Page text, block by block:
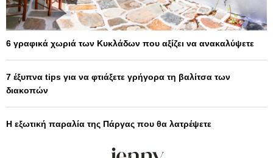
6 γραφικά χωριά των Κυκλάδων που αξίζει να ανακαλύψετε
7 έξυπνα tips για να φτιάξετε γρήγορα τη βαλίτσα των
διακοπών
Η εξωτική παραλία της Πάργας που θα λατρέψετε